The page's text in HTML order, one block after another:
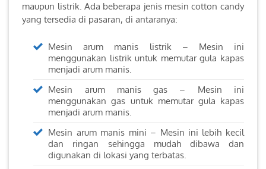
maupun listrik. Ada beberapa jenis mesin cotton candy
yang tersedia di pasaran, di antaranya:
Mesin arum manis listrik – Mesin ini
menggunakan listrik untuk memutar gula kapas
menjadi arum manis.
Mesin arum manis gas – Mesin ini
menggunakan gas untuk memutar gula kapas
menjadi arum manis.
Mesin arum manis mini – Mesin ini lebih kecil
dan ringan sehingga mudah dibawa dan
digunakan di lokasi yang terbatas.